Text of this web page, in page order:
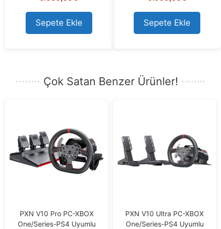
t
o
f
5
Sepete Ekle
t
o
f
5
Sepete Ekle
Çok Satan Benzer Ürünler!
PXN V10 Pro PC-XBOX
One/Series-PS4 Uyumlu
PXN V10 Ultra PC-XBOX
One/Series-PS4 Uyumlu